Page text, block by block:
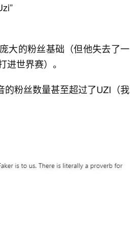
大的粉丝基础（但他失去了一
世界赛）。
粉丝数量甚至超过了UZI（我